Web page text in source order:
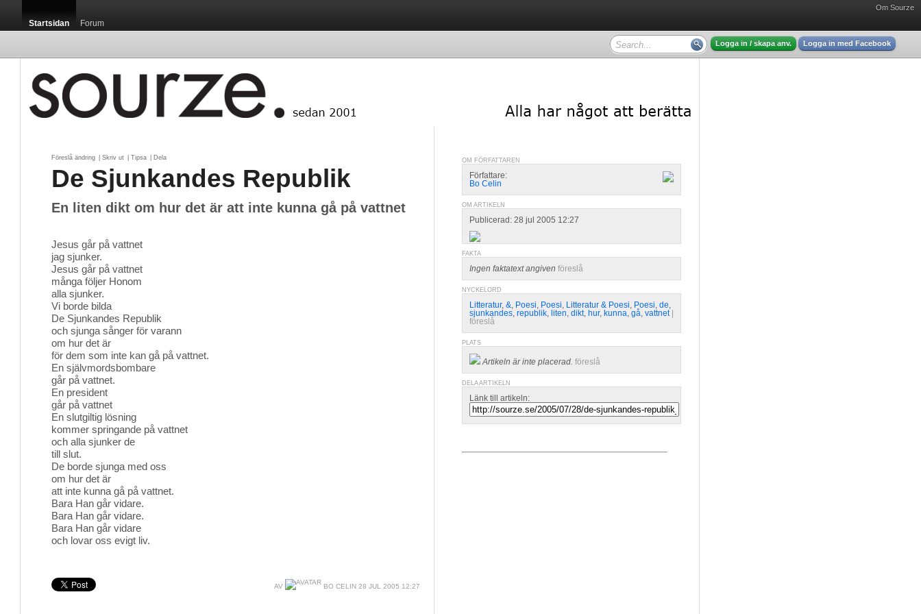
Om Sourze
Startsidan Forum
Logga in / skapa anv. Logga in med Facebook
Föreslå ändring Skriv ut Tipsa Dela
De Sjunkandes Republik
En liten dikt om hur det är att inte kunna gå på vattnet
Jesus går på vattnet
jag sjunker.
Jesus går på vattnet
många följer Honom
alla sjunker.
Vi borde bilda
De Sjunkandes Republik
och sjunga sånger för varann
om hur det är
för dem som inte kan gå på vattnet.
En självmordsbombare
går på vattnet.
En president
går på vattnet
En slutgiltig lösning
kommer springande på vattnet
och alla sjunker de
till slut.
De borde sjunga med oss
om hur det är
att inte kunna gå på vattnet.
Bara Han går vidare.
Bara Han går vidare.
Bara Han går vidare
och lovar oss evigt liv.
AV BO CELIN 28 JUL 2005 12:27
OM FÖRFATTAREN
Författare:
Bo Celin
OM ARTIKELN
Publicerad: 28 jul 2005 12:27
FAKTA
Ingen faktatext angiven föreslå
NYCKELORD
Litteratur, &, Poesi, Poesi, Litteratur & Poesi, Poesi, de,
sjunkandes, republik, liten, dikt, hur, kunna, gå, vattnet
föreslå
PLATS
Artikeln är inte placerad. föreslå
DELA ARTIKELN
Länk till artikeln: